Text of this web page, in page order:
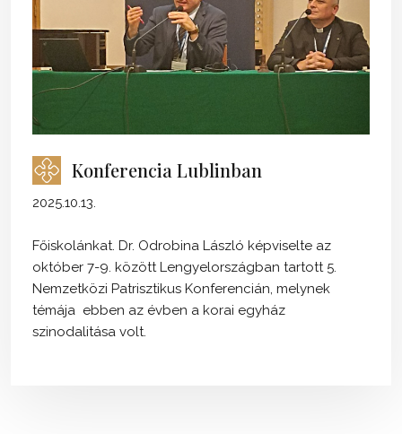
Konferencia Lublinban
2025.10.13.
Főiskolánkat. Dr. Odrobina László képviselte az
október 7-9. között Lengyelországban tartott 5.
Nemzetközi Patrisztikus Konferencián, melynek
témája ebben az évben a korai egyház
szinodalitása volt.